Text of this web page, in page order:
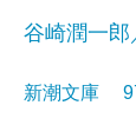
谷崎潤一郎
新潮文庫